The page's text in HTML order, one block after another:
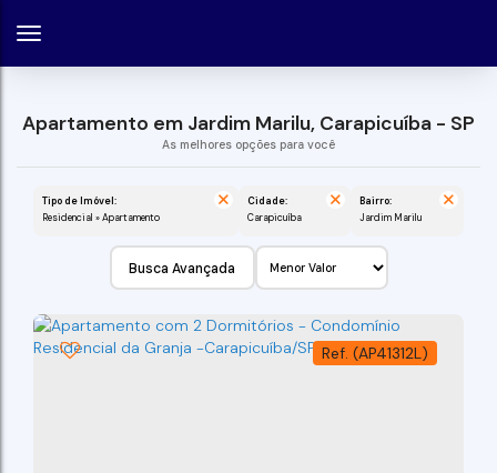
Apartamento em Jardim Marilu, Carapicuíba - SP
Tipo de Imóvel:
Residencial » Apartamento
Cidade:
Carapicuíba
Bairro:
Jardim Marilu
Busca Avançada
(AP41312L)